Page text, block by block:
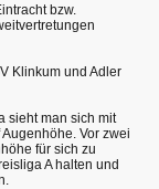
bzw.
Klinkum und Adler
sieht man sich mit
Vor zwei
für sich zu
A halten und